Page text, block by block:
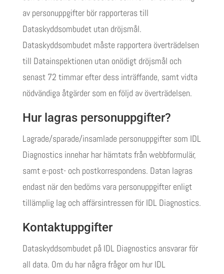
av personuppgifter bör rapporteras till
Dataskyddsombudet utan dröjsmål.
Dataskyddsombudet måste rapportera överträdelsen
till Datainspektionen utan onödigt dröjsmål och
senast 72 timmar efter dess inträffande, samt vidta
nödvändiga åtgärder som en följd av överträdelsen.
Hur lagras personuppgifter?
Lagrade/sparade/insamlade personuppgifter som IDL
Diagnostics innehar har hämtats från webbformulär,
samt e-post- och postkorrespondens. Datan lagras
endast när den bedöms vara personuppgifter enligt
tillämplig lag och affärsintressen för IDL Diagnostics.
Kontaktuppgifter
Dataskyddsombudet på IDL Diagnostics ansvarar för
all data. Om du har några frågor om hur IDL